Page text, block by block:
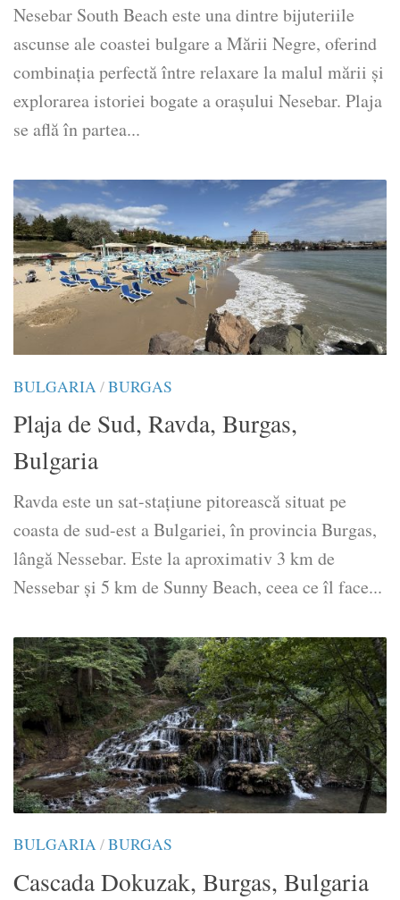
Nesebar South Beach este una dintre bijuteriile
ascunse ale coastei bulgare a Mării Negre, oferind
combinația perfectă între relaxare la malul mării și
explorarea istoriei bogate a orașului Nesebar. Plaja
se află în partea...
BULGARIA/BURGAS
Plaja de Sud, Ravda, Burgas,
Bulgaria
Ravda este un sat-stațiune pitorească situat pe
coasta de sud-est a Bulgariei, în provincia Burgas,
lângă Nessebar. Este la aproximativ 3 km de
Nessebar și 5 km de Sunny Beach, ceea ce îl face...
BULGARIA/BURGAS
Cascada Dokuzak, Burgas, Bulgaria